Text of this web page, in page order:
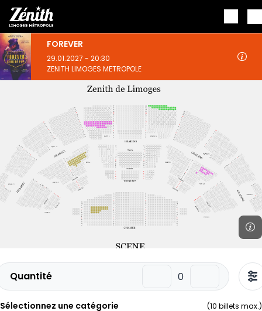
Aller au contenu principal
FOREVER
29.01.2027 - 20:30
ZENITH LIMOGES METROPOLE
Quantité
Sélectionnez une catégorie (10 billets max.)